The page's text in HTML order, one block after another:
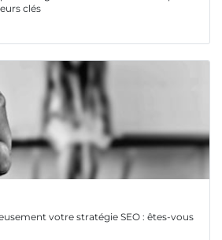
clés
votre stratégie SEO : êtes-vous